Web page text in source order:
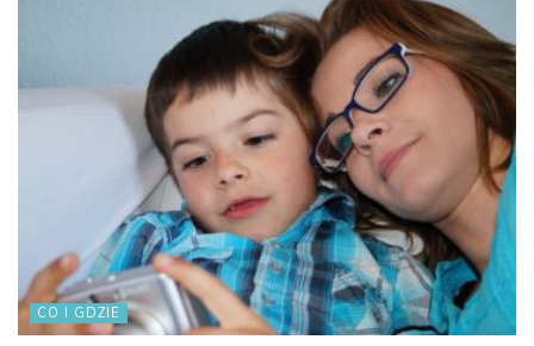
CO I GDZIE